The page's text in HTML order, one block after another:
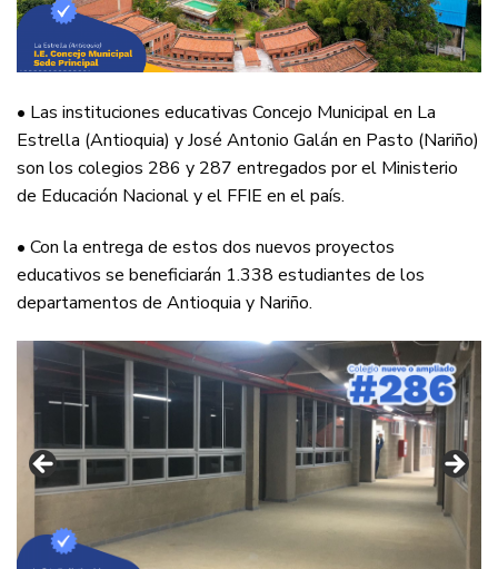
• Las instituciones educativas Concejo Municipal en La
Estrella (Antioquia) y José Antonio Galán en Pasto (Nariño)
son los colegios 286 y 287 entregados por el Ministerio
de Educación Nacional y el FFIE en el país.
• Con la entrega de estos dos nuevos proyectos
educativos se beneficiarán 1.338 estudiantes de los
departamentos de Antioquia y Nariño.